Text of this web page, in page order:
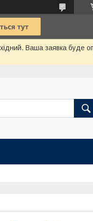
Ваша заявка буде